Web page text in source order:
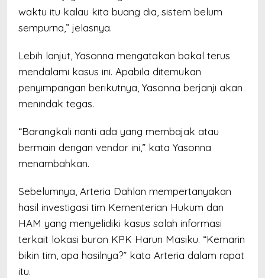
waktu itu kalau kita buang dia, sistem belum
sempurna,” jelasnya.
Lebih lanjut, Yasonna mengatakan bakal terus
mendalami kasus ini. Apabila ditemukan
penyimpangan berikutnya, Yasonna berjanji akan
menindak tegas.
“Barangkali nanti ada yang membajak atau
bermain dengan vendor ini,” kata Yasonna
menambahkan.
Sebelumnya, Arteria Dahlan mempertanyakan
hasil investigasi tim Kementerian Hukum dan
HAM yang menyelidiki kasus salah informasi
terkait lokasi buron KPK Harun Masiku. “Kemarin
bikin tim, apa hasilnya?” kata Arteria dalam rapat
itu.